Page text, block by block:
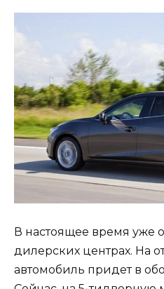
В настоящее время уже
дилерских центрах. На
автомобиль придет в